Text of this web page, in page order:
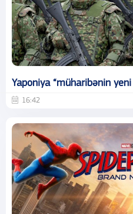
Yaponiya “müharibənin yeni
16:42